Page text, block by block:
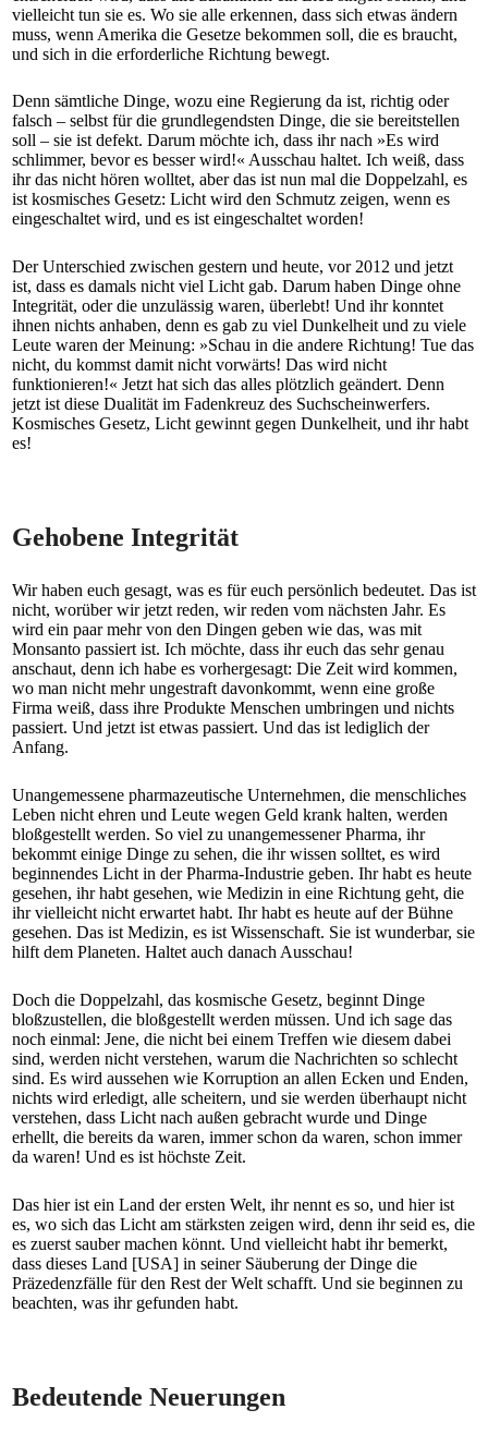
vielleicht tun sie es. Wo sie alle erkennen, dass sich etwas ändern
muss, wenn Amerika die Gesetze bekommen soll, die es braucht,
und sich in die erforderliche Richtung bewegt.
Denn sämtliche Dinge, wozu eine Regierung da ist, richtig oder
falsch – selbst für die grundlegendsten Dinge, die sie bereitstellen
soll – sie ist defekt. Darum möchte ich, dass ihr nach »Es wird
schlimmer, bevor es besser wird!« Ausschau haltet. Ich weiß, dass
ihr das nicht hören wolltet, aber das ist nun mal die Doppelzahl, es
ist kosmisches Gesetz: Licht wird den Schmutz zeigen, wenn es
eingeschaltet wird, und es ist eingeschaltet worden!
Der Unterschied zwischen gestern und heute, vor 2012 und jetzt
ist, dass es damals nicht viel Licht gab. Darum haben Dinge ohne
Integrität, oder die unzulässig waren, überlebt! Und ihr konntet
ihnen nichts anhaben, denn es gab zu viel Dunkelheit und zu viele
Leute waren der Meinung: »Schau in die andere Richtung! Tue das
nicht, du kommst damit nicht vorwärts! Das wird nicht
funktionieren!« Jetzt hat sich das alles plötzlich geändert. Denn
jetzt ist diese Dualität im Fadenkreuz des Suchscheinwerfers.
Kosmisches Gesetz, Licht gewinnt gegen Dunkelheit, und ihr habt
es!
Gehobene Integrität
Wir haben euch gesagt, was es für euch persönlich bedeutet. Das ist
nicht, worüber wir jetzt reden, wir reden vom nächsten Jahr. Es
wird ein paar mehr von den Dingen geben wie das, was mit
Monsanto passiert ist. Ich möchte, dass ihr euch das sehr genau
anschaut, denn ich habe es vorhergesagt: Die Zeit wird kommen,
wo man nicht mehr ungestraft davonkommt, wenn eine große
Firma weiß, dass ihre Produkte Menschen umbringen und nichts
passiert. Und jetzt ist etwas passiert. Und das ist lediglich der
Anfang.
Unangemessene pharmazeutische Unternehmen, die menschliches
Leben nicht ehren und Leute wegen Geld krank halten, werden
bloßgestellt werden. So viel zu unangemessener Pharma, ihr
bekommt einige Dinge zu sehen, die ihr wissen solltet, es wird
beginnendes Licht in der Pharma-Industrie geben. Ihr habt es heute
gesehen, ihr habt gesehen, wie Medizin in eine Richtung geht, die
ihr vielleicht nicht erwartet habt. Ihr habt es heute auf der Bühne
gesehen. Das ist Medizin, es ist Wissenschaft. Sie ist wunderbar, sie
hilft dem Planeten. Haltet auch danach Ausschau!
Doch die Doppelzahl, das kosmische Gesetz, beginnt Dinge
bloßzustellen, die bloßgestellt werden müssen. Und ich sage das
noch einmal: Jene, die nicht bei einem Treffen wie diesem dabei
sind, werden nicht verstehen, warum die Nachrichten so schlecht
sind. Es wird aussehen wie Korruption an allen Ecken und Enden,
nichts wird erledigt, alle scheitern, und sie werden überhaupt nicht
verstehen, dass Licht nach außen gebracht wurde und Dinge
erhellt, die bereits da waren, immer schon da waren, schon immer
da waren! Und es ist höchste Zeit.
Das hier ist ein Land der ersten Welt, ihr nennt es so, und hier ist
es, wo sich das Licht am stärksten zeigen wird, denn ihr seid es, die
es zuerst sauber machen könnt. Und vielleicht habt ihr bemerkt,
dass dieses Land [USA] in seiner Säuberung der Dinge die
Präzedenzfälle für den Rest der Welt schafft. Und sie beginnen zu
beachten, was ihr gefunden habt.
Bedeutende Neuerungen